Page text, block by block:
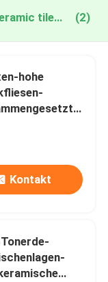
rectangular hex high alumina ceramic tiles online manufacture (2)
hohe
Kontakt